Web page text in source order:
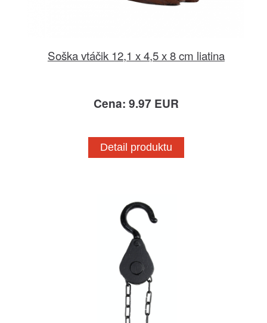
Soška vtáčik 12,1 x 4,5 x 8 cm liatina
Cena: 9.97 EUR
Detail produktu